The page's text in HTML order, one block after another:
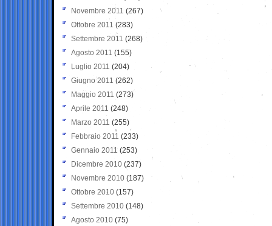
Novembre 2011 (267)
Ottobre 2011 (283)
Settembre 2011 (268)
Agosto 2011 (155)
Luglio 2011 (204)
Giugno 2011 (262)
Maggio 2011 (273)
Aprile 2011 (248)
Marzo 2011 (255)
Febbraio 2011 (233)
Gennaio 2011 (253)
Dicembre 2010 (237)
Novembre 2010 (187)
Ottobre 2010 (157)
Settembre 2010 (148)
Agosto 2010 (75)